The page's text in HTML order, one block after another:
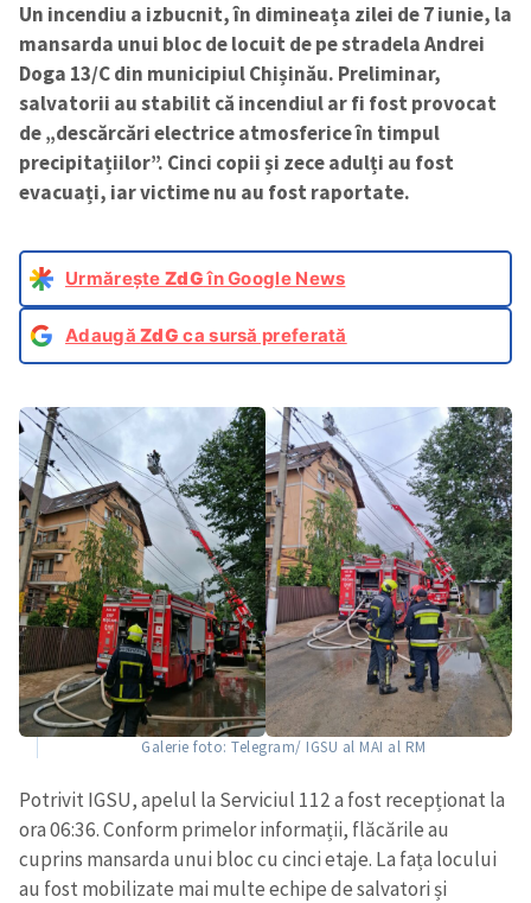
Un incendiu a izbucnit, în dimineața zilei de 7 iunie, la
mansarda unui bloc de locuit de pe stradela Andrei
Doga 13/C din municipiul Chișinău. Preliminar,
salvatorii au stabilit că incendiul ar fi fost provocat
de „descărcări electrice atmosferice în timpul
precipitațiilor”. Cinci copii și zece adulți au fost
evacuați, iar victime nu au fost raportate.
Urmărește ZdGîn Google News
AdaugăZdG ca sursă preferată
Galerie foto: Telegram/ IGSU al MAI al RM
Potrivit IGSU, apelul la Serviciul 112 a fost recepționat la
ora 06:36. Conform primelor informații, flăcările au
cuprins mansarda unui bloc cu cinci etaje. La fața locului
au fost mobilizate mai multe echipe de salvatori și